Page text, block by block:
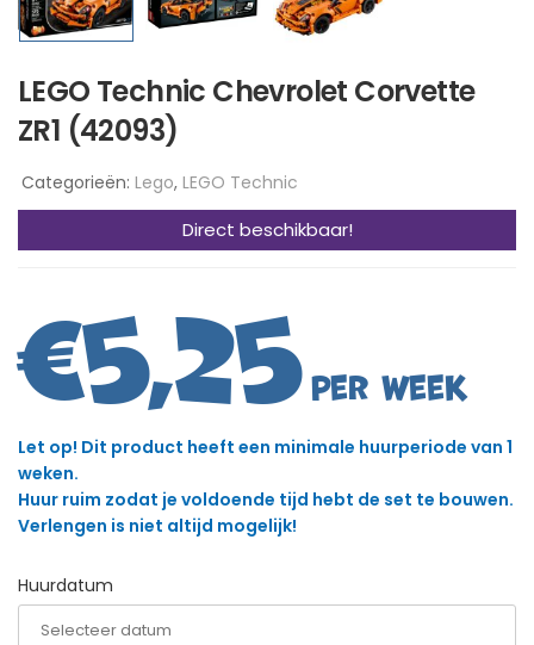
LEGO Technic Chevrolet Corvette
ZR1 (42093)
Categorieën: Lego, LEGO Technic
Direct beschikbaar!
€5,25
Let op! Dit product heeft een minimale huurperiode van 1
weken.
Huur ruim zodat je voldoende tijd hebt de set te bouwen.
Verlengen is niet altijd mogelijk!
Huurdatum